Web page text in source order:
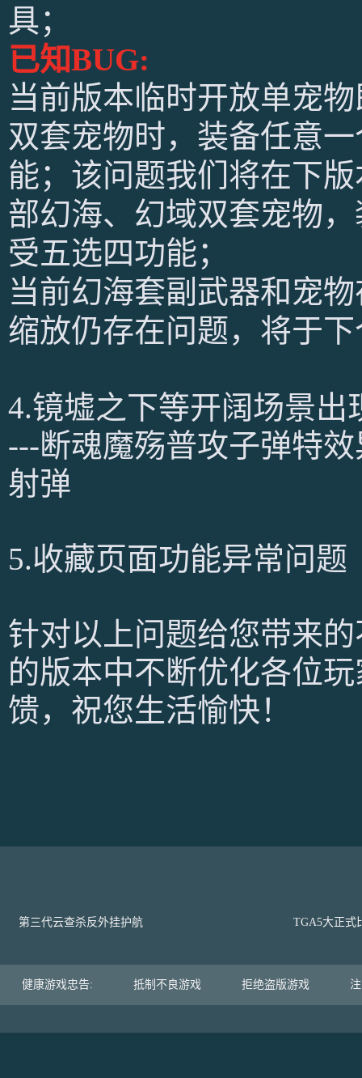
具；
已知BUG:
当前版本临时开放单宠
双套宠物时，装备任意
能；该问题我们将在下
部幻海、幻域双套宠物
受五选四功能；
当前幻海套副武器和宠
缩放仍存在问题，将于
4.镜墟之下等开阔场景
---断魂魔殇普攻子弹特
射弹
5.收藏页面功能异常问题
针对以上问题给您带来
的版本中不断优化各位
馈，祝您生活愉快！
第三代云查杀反外挂护航 TGA5大正式
健康游戏忠告: 抵制不良游戏 拒绝盗版游戏